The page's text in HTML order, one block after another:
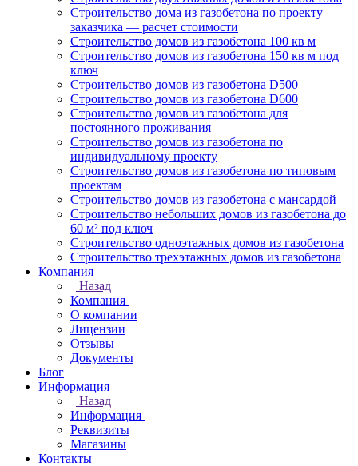
Строительство дома из газобетона по проекту
заказчика — расчет стоимости
Строительство домов из газобетона 100 кв м
Строительство домов из газобетона 150 кв м под
ключ
Строительство домов из газобетона D500
Строительство домов из газобетона D600
Строительство домов из газобетона для
постоянного проживания
Строительство домов из газобетона по
индивидуальному проекту
Строительство домов из газобетона по типовым
проектам
Строительство домов из газобетона с мансардой
Строительство небольших домов из газобетона до
60 м² под ключ
Строительство одноэтажных домов из газобетона
Строительство трехэтажных домов из газобетона
Компания
Назад
Компания
О компании
Лицензии
Отзывы
Документы
Блог
Информация
Назад
Информация
Реквизиты
Магазины
Контакты